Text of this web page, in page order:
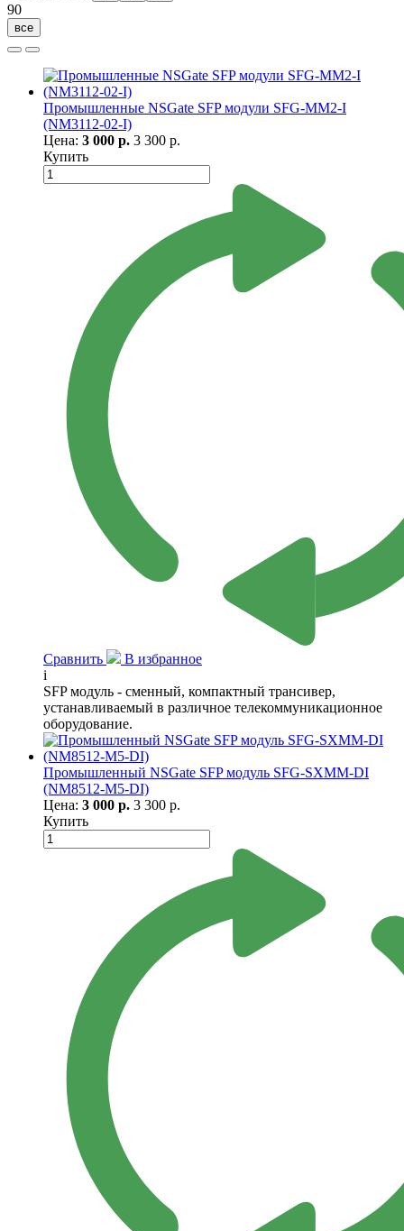
90
все
Промышленные NSGate SFP модули SFG-MM2-I
(NM3112-02-I)
Цена: 3 000 р. 3 300 р.
Купить
Сравнить
В избранное
i
SFP модуль - сменный, компактный трансивер,
устанавливаемый в различное телекоммуникационное
оборудование.
Промышленный NSGate SFP модуль SFG-SXMM-DI
(NM8512-M5-DI)
Цена: 3 000 р. 3 300 р.
Купить